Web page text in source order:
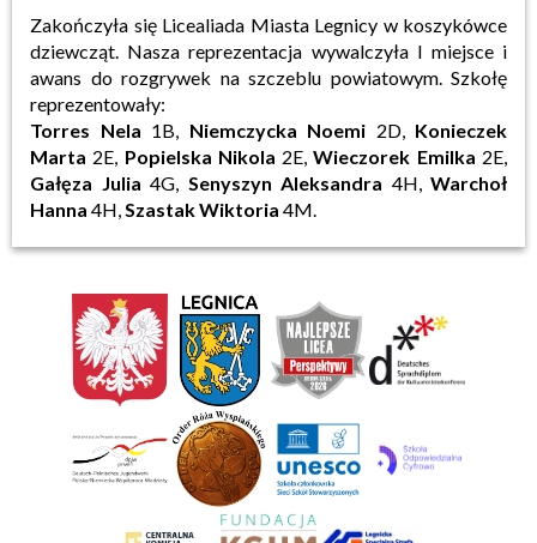
Zakończyła się Licealiada Miasta Legnicy w koszykówce
dziewcząt. Nasza reprezentacja wywalczyła I miejsce i
awans do rozgrywek na szczeblu powiatowym. Szkołę
reprezentowały:
Torres Nela 1B, Niemczycka Noemi 2D, Konieczek
Marta 2E, Popielska Nikola 2E,Wieczorek Emilka 2E,
Gałęza Julia 4G, Senyszyn Aleksandra 4H, Warchoł
Hanna 4H,Szastak Wiktoria 4M.